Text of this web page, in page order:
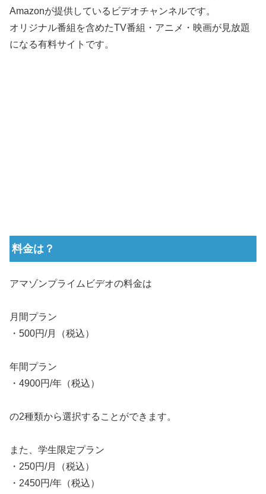
Amazonが提供しているビデオチャンネルです。
オリジナル番組を含めたTV番組・アニメ・映画が見放題
になる有料サイトです。
料金は？
アマゾンプライムビデオの料金は
月間プラン
・500円/月（税込）
年間プラン
・4900円/年（税込）
の2種類から選択することができます。
また、学生限定プラン
・250円/月（税込）
・2450円/年（税込）